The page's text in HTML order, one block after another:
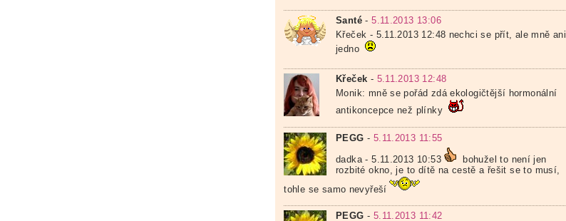
Santé -5.11.2013 13:06
Křeček - 5.11.2013 12:48 nechci se přít, ale mně ani
jedno
Křeček - 5.11.2013 12:48
Monik: mně se pořád zdá ekologičtější hormonální
antikoncepce než plínky
PEGG - 5.11.2013 11:55
dadka - 5.11.2013 10:53
bohužel to není jen
rozbité okno, je to dítě na cestě a řešit se to musí,
tohle se samo nevyřeší
PEGG - 5.11.2013 11:42